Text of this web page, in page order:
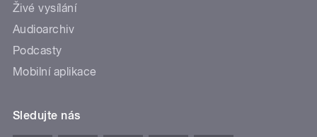
Živé vysílání
Audioarchiv
Podcasty
Mobilní aplikace
Sledujte nás